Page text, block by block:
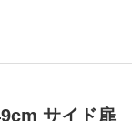
サイド扉